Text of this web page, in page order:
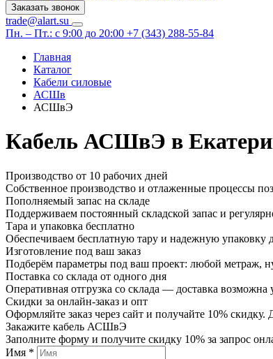
Заказать звонок
trade@alart.su
Пн. – Пт.: с 9:00 до 20:00 +7 (343) 288-55-84
Главная
Каталог
Кабели силовые
АСШв
АСШвЭ
Кабель АСШвЭ в
Производство от 10 рабочих дней
Собственное производство и отлаженные процессы
Пополняемый запас на складе
Поддерживаем постоянный складской запас и
Тара и упаковка бесплатно
Обеспечиваем бесплатную тару и надежную упаковку
Изготовление под ваш заказ
Подберём параметры под ваш проект: любой метраж,
Поставка со склада от одного дня
Оперативная отгрузка со склада — доставка возможна
Скидки за онлайн-заказ и опт
Оформляйте заказ через сайт и получайте 10%
Закажите кабель АСШвЭ
Заполните форму и получите скидку 10% за запрос
Имя *